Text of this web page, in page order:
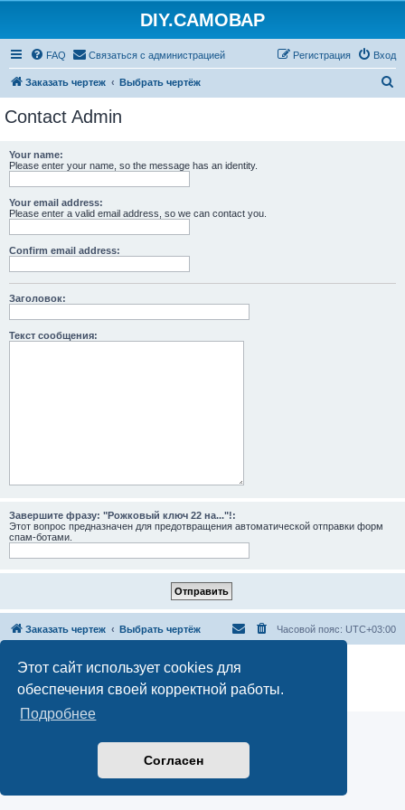
Этот сайт использует cookies для
обеспечения своей корректной работы.
Подробнее
Согласен
DIY.САМОВАР
FAQ Связаться с администрацией Вход
Регистрация
Заказать чертеж Выбрать чертёж
Contact Admin
Your name:
Please enter your name, so the message has an identity.
Your email address:
Please enter a valid email address, so we can contact you.
Confirm email address:
Заголовок:
Текст сообщения:
Завершите фразу: "Рожковый ключ 22 на..."!:
Этот вопрос предназначен для предотвращения автоматической отправки форм
спам-ботами.
Заказать чертеж Выбрать чертёж Часовой пояс: UTC+03:00
Создано на основе
® Forum Software © phpBB Limited
Русская поддержка phpBB
Конфиденциальность
|Правила